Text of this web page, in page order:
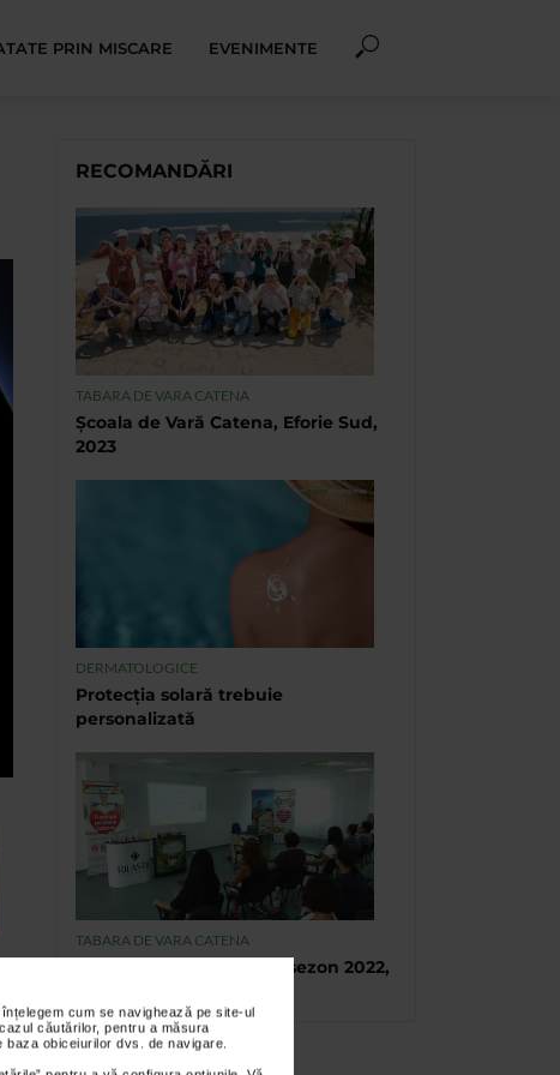
cum se navighează pe site-ul
căutărilor, pentru a măsura
obiceiurilor dvs. de navigare.
PRIN MISCARE EVENIMENTE
RECOMANDĂRI
TABARA DE VARA CATENA
Școala de Vară Catena, Eforie Sud,
2023
DERMATOLOGICE
Protecția solară trebuie
personalizată
TABARA DE VARA CATENA
Tabara de vara, final de sezon 2022,